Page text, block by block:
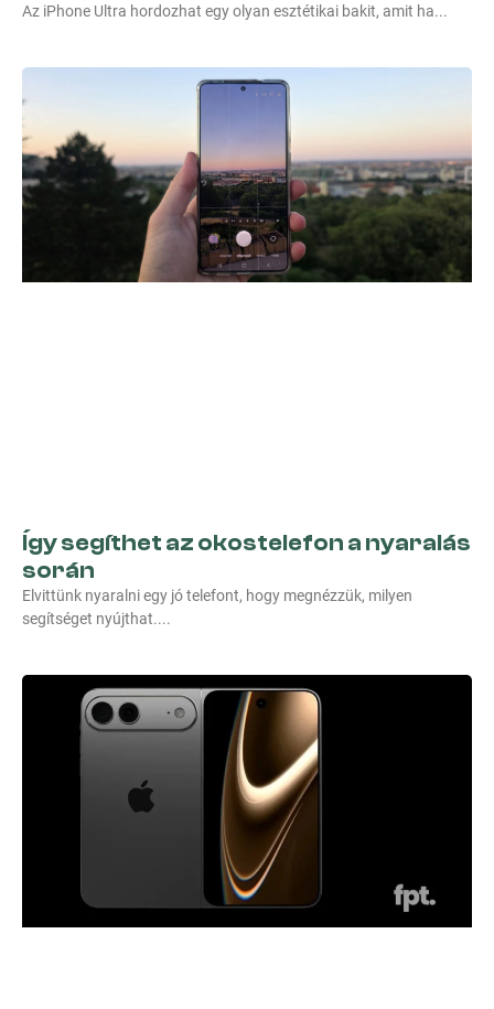
Az iPhone Ultra hordozhat egy olyan esztétikai bakit, amit ha
Így segíthet az okostelefon a nyaralás
során
Elvittünk nyaralni egy jó telefont, hogy megnézzük, milyen
segítséget nyújthat.